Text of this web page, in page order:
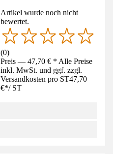
Artikel wurde noch nicht
bewertet.
(0)
Preis — 47,70 € * Alle Preise
inkl. MwSt. und ggf. zzgl.
Versandkosten pro ST47,70
€*/ ST